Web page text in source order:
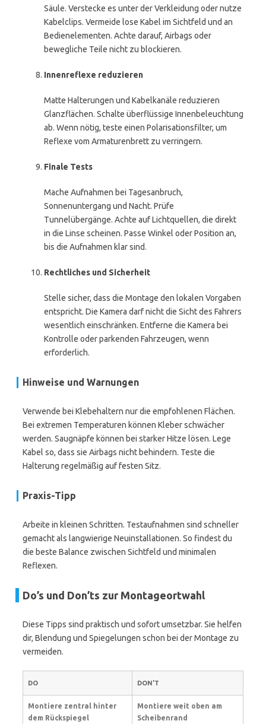
Säule. Verstecke es unter der Verkleidung oder nutze
Kabelclips. Vermeide lose Kabel im Sichtfeld und an
Bedienelementen. Achte darauf, Airbags oder
bewegliche Teile nicht zu blockieren.
Innenreflexe reduzieren
Matte Halterungen und Kabelkanäle reduzieren
Glanzflächen. Schalte überflüssige Innenbeleuchtung
ab. Wenn nötig, teste einen Polarisationsfilter, um
Reflexe vom Armaturenbrett zu verringern.
Finale Tests
Mache Aufnahmen bei Tagesanbruch,
Sonnenuntergang und Nacht. Prüfe
Tunnelübergänge. Achte auf Lichtquellen, die direkt
in die Linse scheinen. Passe Winkel oder Position an,
bis die Aufnahmen klar sind.
Rechtliches und Sicherheit
Stelle sicher, dass die Montage den lokalen Vorgaben
entspricht. Die Kamera darf nicht die Sicht des Fahrers
wesentlich einschränken. Entferne die Kamera bei
Kontrolle oder parkenden Fahrzeugen, wenn
erforderlich.
Hinweise und Warnungen
Verwende bei Klebehaltern nur die empfohlenen Flächen.
Bei extremen Temperaturen können Kleber schwächer
werden. Saugnäpfe können bei starker Hitze lösen. Lege
Kabel so, dass sie Airbags nicht behindern. Teste die
Halterung regelmäßig auf festen Sitz.
Praxis-Tipp
Arbeite in kleinen Schritten. Testaufnahmen sind schneller
gemacht als langwierige Neuinstallationen. So findest du
die beste Balance zwischen Sichtfeld und minimalen
Reflexen.
Do’s und Don’ts zur Montageortwahl
Diese Tipps sind praktisch und sofort umsetzbar. Sie helfen
dir, Blendung und Spiegelungen schon bei der Montage zu
vermeiden.
DO DON’T
Montiere zentral hinter
dem Rückspiegel
Montiere weit oben am
Scheibenrand